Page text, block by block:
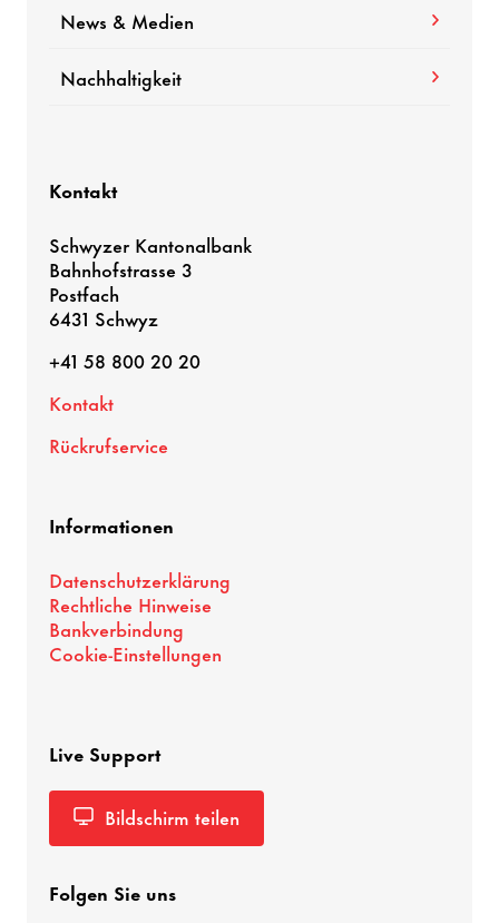
News & Medien
Nach­hal­tig­keit
Kontakt
Schwyzer Kanto­nal­bank
Bahn­hofstrasse 3
Post­fach
6431 Schwyz
+41 58 800 20 20
Kontakt
Rück­ruf­ser­vice
Infor­ma­tionen
Daten­schutz­er­klä­rung
Recht­liche Hinweise
Bank­ver­bin­dung
Cookie-​Einstellungen
Live Support
Bild­schirm teilen
Folgen Sie uns